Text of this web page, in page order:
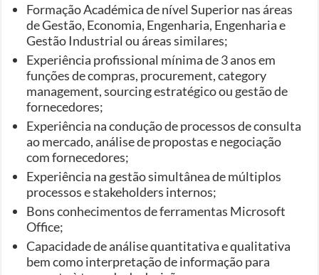
Formação Académica de nível Superior nas áreas
de Gestão, Economia, Engenharia, Engenharia e
Gestão Industrial ou áreas similares;
Experiência profissional mínima de 3 anos em
funções de compras, procurement, category
management, sourcing estratégico ou gestão de
fornecedores;
Experiência na condução de processos de consulta
ao mercado, análise de propostas e negociação
com fornecedores;
Experiência na gestão simultânea de múltiplos
processos e stakeholders internos;
Bons conhecimentos de ferramentas Microsoft
Office;
Capacidade de análise quantitativa e qualitativa
bem como interpretação de informação para